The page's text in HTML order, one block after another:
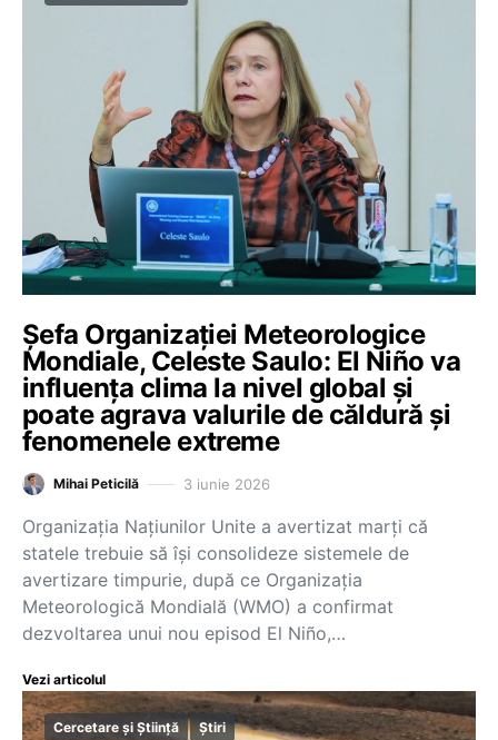
Șefa Organizației Meteorologice
Mondiale, Celeste Saulo: El Niño va
influența clima la nivel global și
poate agrava valurile de căldură și
fenomenele extreme
Mihai Peticilă 3 iunie 2026
Organizația Națiunilor Unite a avertizat marți că
statele trebuie să își consolideze sistemele de
avertizare timpurie, după ce Organizația
Meteorologică Mondială (WMO) a confirmat
dezvoltarea unui nou episod El Niño,…
Vezi articolul
Cercetare și Știință Știri